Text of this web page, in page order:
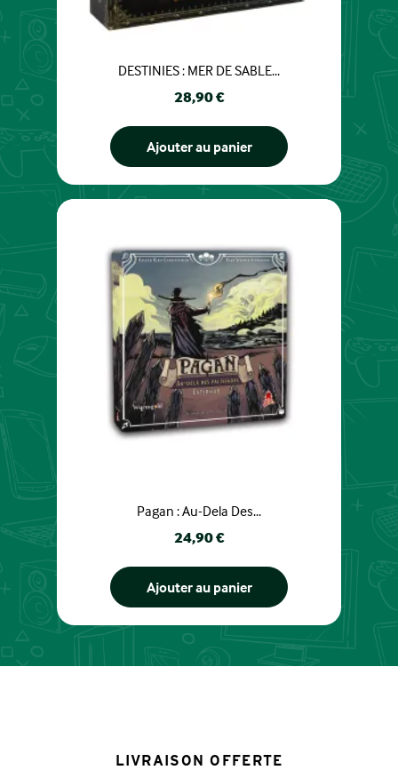
DESTINIES : MER DE SABLE...
Prix
28,90 €
Ajouter au panier
Pagan : Au-Dela Des...
Prix
24,90 €
Ajouter au panier
LIVRAISON OFFERTE